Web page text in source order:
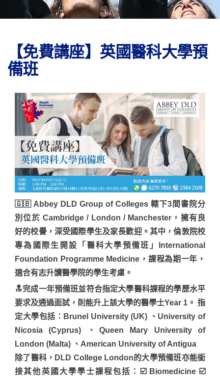
【免費講座】英國醫科大學預
備班
🇬🇧 Abbey DLD Group of Colleges 轄下3間書院分
別位於 Cambridge / London / Manchester，擁有良
好的校譽，深受國際學生及家長歡迎。其中，倫敦院校
專為國際生開設「醫科大學預備班」International
Foundation Programme Medicine，課程為期一年，
適合有志升讀醫學院的學生考慮。
🔝完成一年預備班並符合指定大學醫科課程的學歷水平
要求及通過面試，則能升上該大學的醫學士Year 1。 指
定大學包括：Brunel University (UK) 、University of
Nicosia (Cyprus) 、Queen Mary University of
London (Malta) 、American University of Antigua
除了醫科，DLD College London的大學預備班亦能銜
接其他英國大學學士課程包括：☑️ Biomedicine ☑️